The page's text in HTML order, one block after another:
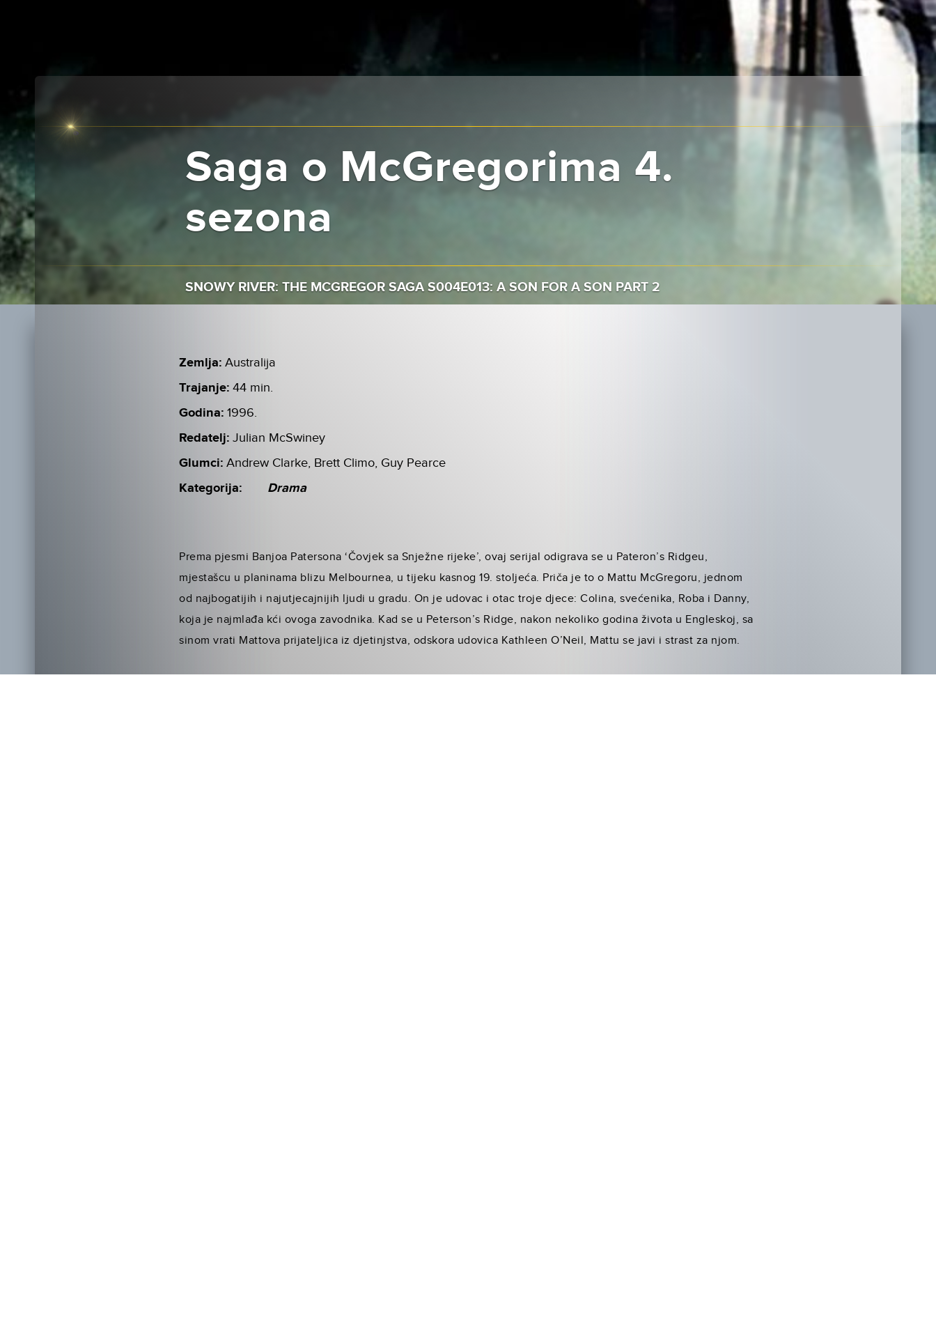
Saga o McGregorima 4.
sezona
SNOWY RIVER: THE MCGREGOR SAGA S004E013: A SON FOR A SON PART 2
Zemlja: Australija
Trajanje: 44 min.
Godina: 1996.
Redatelj: Julian McSwiney
Glumci: Andrew Clarke, Brett Climo, Guy Pearce
Kategorija: Drama
Prema pjesmi Banjoa Patersona ‘Čovjek sa Snježne rijeke’, ovaj serijal odigrava se u Pateron’s Ridgeu,
mjestašcu u planinama blizu Melbournea, u tijeku kasnog 19. stoljeća. Priča je to o Mattu McGregoru, jednom
od najbogatijih i najutjecajnijih ljudi u gradu. On je udovac i otac troje djece: Colina, svećenika, Roba i Danny,
koja je najmlađa kći ovoga zavodnika. Kad se u Peterson’s Ridge, nakon nekoliko godina života u Engleskoj, sa
sinom vrati Mattova prijateljica iz djetinjstva, odskora udovica Kathleen O’Neil, Mattu se javi i strast za njom.